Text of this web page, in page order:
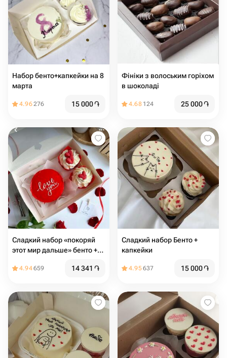
Набор бенто+капкейки на 8
марта
4.96276 15 000֏
Фініки з волоським горіхом
в шоколаді
4.68 124 25 000֏
Сладкий набор «покоряй
этот мир дальше» бенто +
4.94659 14 341 ֏
Сладкий набор Бенто +
капкейки
4.95637 15 000֏